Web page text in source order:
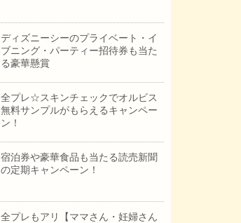
ディズニーシーのプライベート・イ
ブニング・パーティー招待券も当た
る豪華懸賞
全プレ☆スキンチェックでオルビス
無料サンプルがもらえるキャンペー
ン！
宿泊券や豪華食品も当たる読売新聞
の定期キャンペーン！
全プレもアリ【ママさん・妊婦さん